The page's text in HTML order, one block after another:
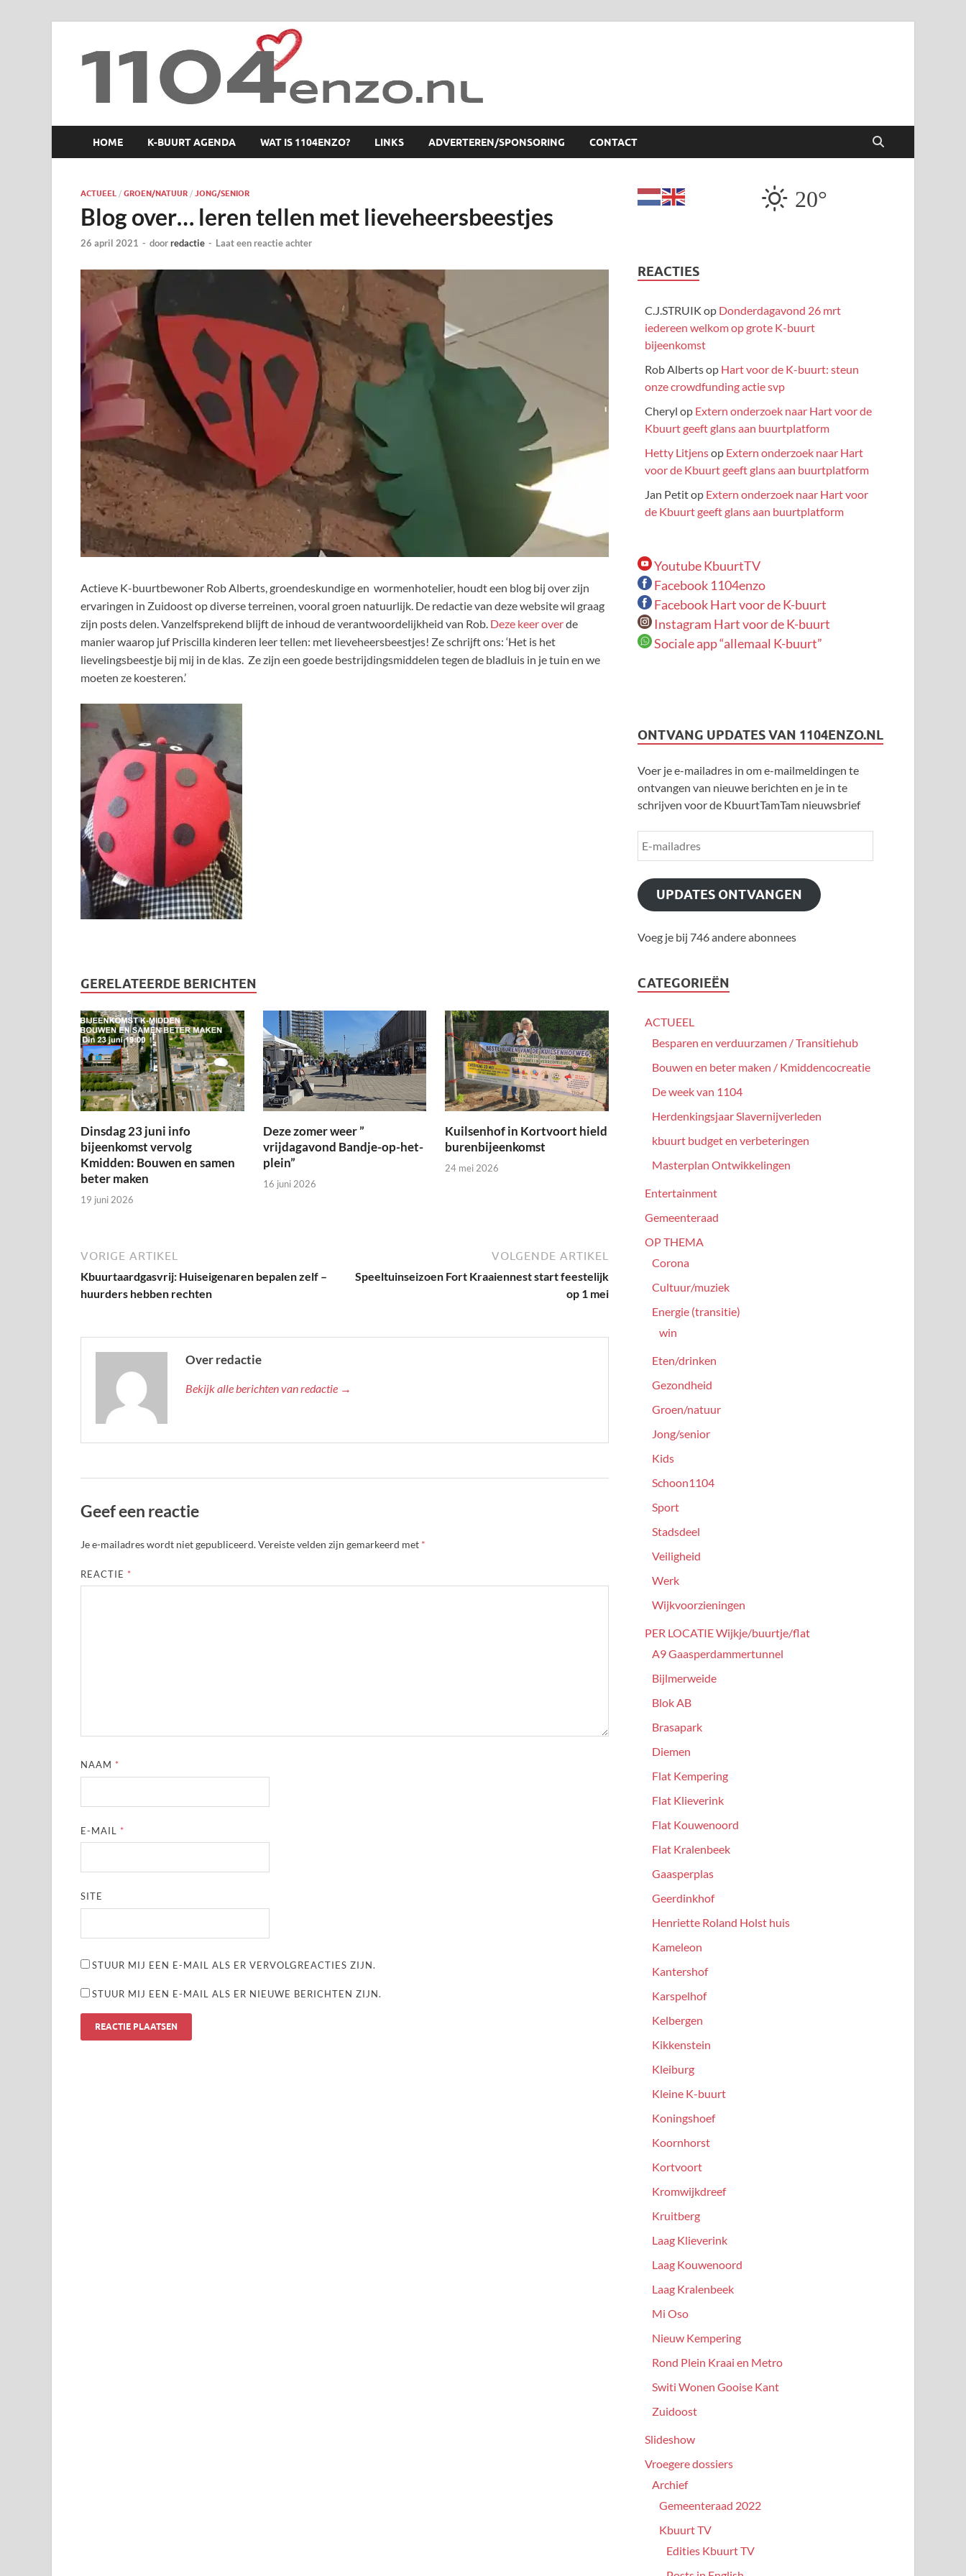
1104 en zo
HOME K-BUURT AGENDA WAT IS 1104ENZO? LINKS ADVERTEREN/SPONSORING CONTACT
ACTUEEL / GROEN/NATUUR / JONG/SENIOR
Blog over… leren tellen met lieveheersbeestjes
26 april 2021 - doorredactie - Laat een reactie achter
Actieve K-buurtbewoner Rob Alberts, groendeskundige en wormenhotelier, houdt een blog bij over zijn
ervaringen in Zuidoost op diverse terreinen, vooral groen natuurlijk. De redactie van deze website wil graag
zijn posts delen. Vanzelfsprekend blijft de inhoud de verantwoordelijkheid van Rob. Deze keer overde
manier waarop juf Priscilla kinderen leer tellen: met lieveheersbeestjes! Ze schrijft ons: ‘Het is het
lievelingsbeestje bij mij in de klas. Ze zijn een goede bestrijdingsmiddelen tegen de bladluis in je tuin en we
moeten ze koesteren.’
GERELATEERDE BERICHTEN
Dinsdag 23 juni info
bijeenkomst vervolg
Kmidden: Bouwen en samen
beter maken
19 juni 2026
Deze zomer weer ”
vrijdagavond Bandje-op-het-
plein”
16 juni 2026
Kuilsenhof in Kortvoort hield
burenbijeenkomst
24 mei 2026
VORIGE ARTIKEL
Kbuurtaardgasvrij: Huiseigenaren bepalen zelf –
huurders hebben rechten
VOLGENDE ARTIKEL
Speeltuinseizoen Fort Kraaiennest start feestelijk
op 1 mei
Over redactie
Bekijk alle berichten van redactie →
Geef een reactie
Je e-mailadres wordt niet gepubliceerd.Vereiste velden zijn gemarkeerd met *
REACTIE *
NAAM *
E-MAIL *
SITE
STUUR MIJ EEN E-MAIL ALS ER VERVOLGREACTIES ZIJN.
STUUR MIJ EEN E-MAIL ALS ER NIEUWE BERICHTEN ZIJN.
20°
REACTIES
C.J.STRUIK op Donderdagavond 26 mrt
iedereen welkom op grote K-buurt
bijeenkomst
Rob Albertsop Hart voor de K-buurt: steun
onze crowdfunding actie svp
Cheryl op Extern onderzoek naar Hart voor de
Kbuurt geeft glans aan buurtplatform
Hetty Litjensop Extern onderzoek naar Hart
voor de Kbuurt geeft glans aan buurtplatform
Jan Petitop Extern onderzoek naar Hart voor
de Kbuurt geeft glans aan buurtplatform
Youtube KbuurtTV
Facebook 1104enzo
Facebook Hart voor de K-buurt
Instagram Hart voor de K-buurt
Sociale app “allemaal K-buurt”
ONTVANG UPDATES VAN 1104ENZO.NL
Voer je e-mailadres in om e-mailmeldingen te
ontvangen van nieuwe berichten en je in te
schrijven voor de KbuurtTamTam nieuwsbrief
UPDATES ONTVANGEN
Voeg je bij 746 andere abonnees
CATEGORIEËN
ACTUEEL
Besparen en verduurzamen / Transitiehub
Bouwen en beter maken / Kmiddencocreatie
De week van 1104
Herdenkingsjaar Slavernijverleden
kbuurt budget en verbeteringen
Masterplan Ontwikkelingen
Entertainment
Gemeenteraad
OP THEMA
Corona
Cultuur/muziek
Energie (transitie)
win
Eten/drinken
Gezondheid
Groen/natuur
Jong/senior
Kids
Schoon1104
Sport
Stadsdeel
Veiligheid
Werk
Wijkvoorzieningen
PER LOCATIE Wijkje/buurtje/flat
A9 Gaasperdammertunnel
Bijlmerweide
Blok AB
Brasapark
Diemen
Flat Kempering
Flat Klieverink
Flat Kouwenoord
Flat Kralenbeek
Gaasperplas
Geerdinkhof
Henriette Roland Holst huis
Kameleon
Kantershof
Karspelhof
Kelbergen
Kikkenstein
Kleiburg
Kleine K-buurt
Koningshoef
Koornhorst
Kortvoort
Kromwijkdreef
Kruitberg
Laag Klieverink
Laag Kouwenoord
Laag Kralenbeek
Mi Oso
Nieuw Kempering
Rond Plein Kraai en Metro
Switi Wonen Gooise Kant
Zuidoost
Slideshow
Vroegere dossiers
Archief
Gemeenteraad 2022
Kbuurt TV
Edities Kbuurt TV